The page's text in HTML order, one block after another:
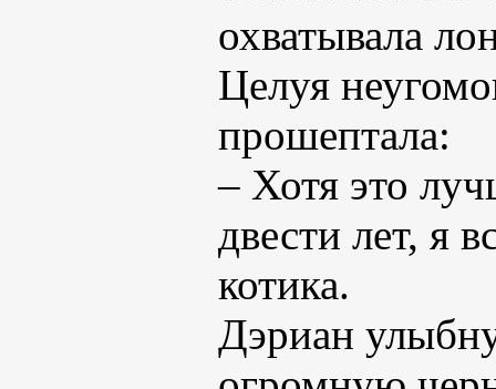
охватывала
Целуя
прошептала:
– Хотя это
двести лет, я
котика.
Дэриан